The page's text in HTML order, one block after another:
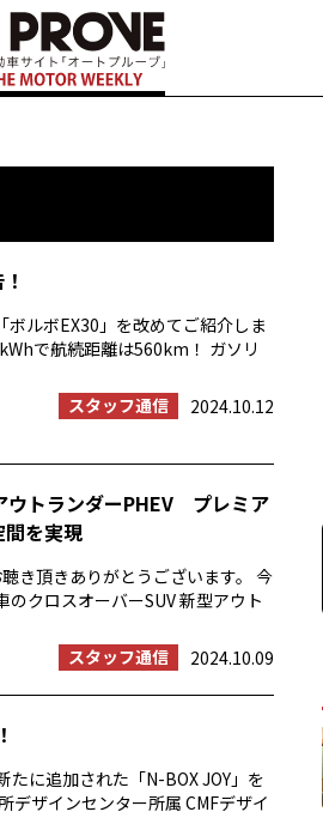
ボルボEX30」を改めてご紹介しま
で航続距離は560km！ ガソリ
スタッフ通信
2024.10.12
ウトランダーPHEV プレミア
間を実現
き頂きありがとうございます。 今
クロスオーバーSUV 新型アウト
スタッフ通信
2024.10.09
たに追加された「N-BOX JOY」を
デザインセンター所属 CMFデザイ